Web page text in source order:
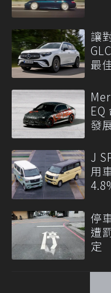
讓
最
EQ
發
J
用
停
遭
定